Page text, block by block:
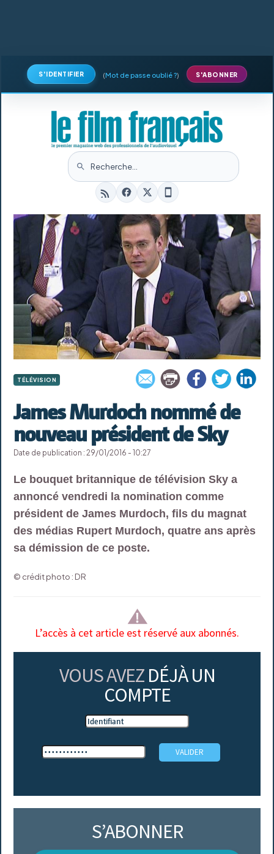
S'IDENTIFIER (Mot de passe oublié ?) S'ABONNER
TÉLÉVISION
James Murdoch nommé de
nouveau président de Sky
Date de publication : 29/01/2016 - 10:27
Le bouquet britannique de télévision Sky a
annoncé vendredi la nomination comme
président de James Murdoch, fils du magnat
des médias Rupert Murdoch, quatre ans après
sa démission de ce poste.
© crédit photo : DR
L’accès à cet article est réservé aux abonnés.
VOUS AVEZ DÉJÀ UN
COMPTE
S’ABONNER